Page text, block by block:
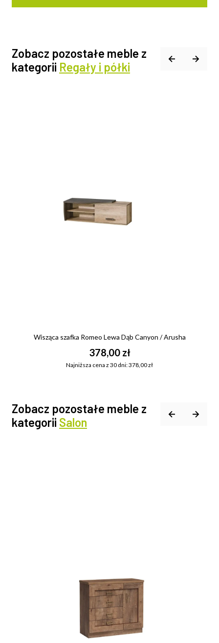
Zobacz pozostałe meble z
kategorii Regały i półki
Wisząca szafka Romeo Lewa Dąb Canyon / Arusha
378,00 zł
Najniższa cena z 30 dni: 378,00 zł
Zobacz pozostałe meble z
kategorii Salon